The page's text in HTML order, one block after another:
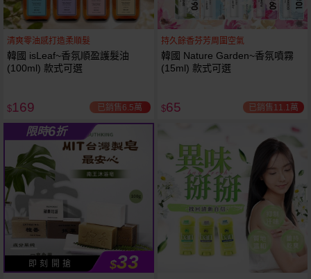
清爽零油感打造柔順髮
韓國 isLeaf~香氛順盈護髮油
(100ml) 款式可選
$169 已銷售6.5萬
持久餘香芬芳周圍空氣
韓國 Nature Garden~香氛噴霧
(15ml) 款式可選
$65 已銷售11.1萬
限時6折
即 刻 開 搶 $33